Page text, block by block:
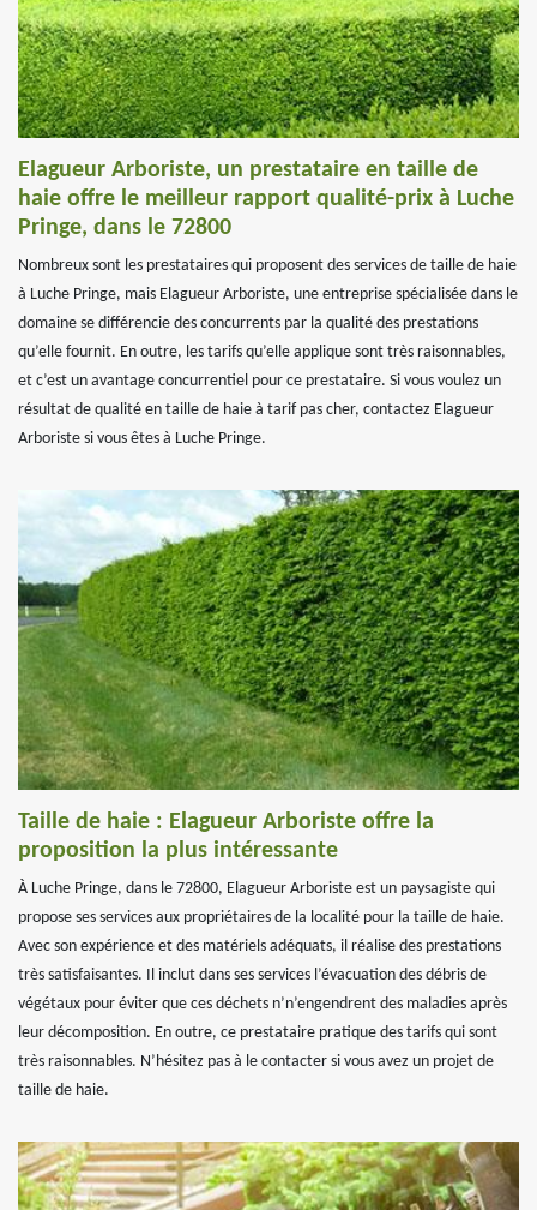
Elagueur Arboriste, un prestataire en taille de
haie offre le meilleur rapport qualité-prix à Luche
Pringe, dans le 72800
Nombreux sont les prestataires qui proposent des services de taille de haie
à Luche Pringe, mais Elagueur Arboriste, une entreprise spécialisée dans le
domaine se différencie des concurrents par la qualité des prestations
qu’elle fournit. En outre, les tarifs qu’elle applique sont très raisonnables,
et c’est un avantage concurrentiel pour ce prestataire. Si vous voulez un
résultat de qualité en taille de haie à tarif pas cher, contactez Elagueur
Arboriste si vous êtes à Luche Pringe.
Taille de haie : Elagueur Arboriste offre la
proposition la plus intéressante
À Luche Pringe, dans le 72800, Elagueur Arboriste est un paysagiste qui
propose ses services aux propriétaires de la localité pour la taille de haie.
Avec son expérience et des matériels adéquats, il réalise des prestations
très satisfaisantes. Il inclut dans ses services l’évacuation des débris de
végétaux pour éviter que ces déchets n’n’engendrent des maladies après
leur décomposition. En outre, ce prestataire pratique des tarifs qui sont
très raisonnables. N’hésitez pas à le contacter si vous avez un projet de
taille de haie.